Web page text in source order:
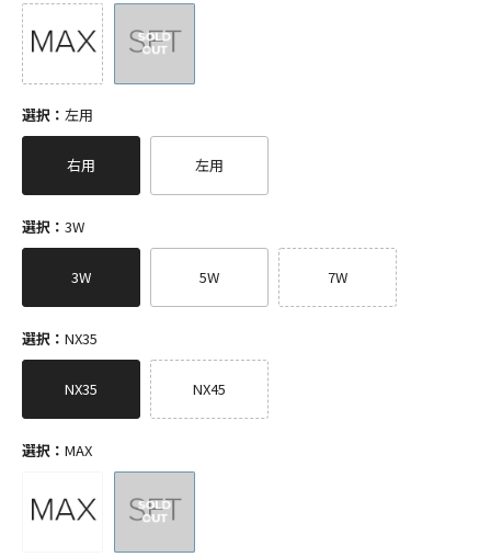
選択： 左用
右用 左用
選択： 3W
3W 5W 7W
選択： NX35
NX35 NX45
選択： MAX